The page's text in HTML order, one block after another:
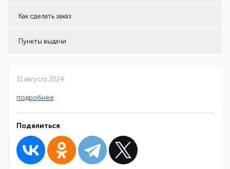
Как сделать заказ
Пункты выдачи
11 августа 2024
подробнее
Поделиться